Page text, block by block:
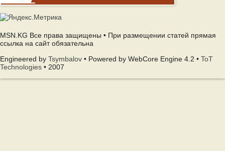
MSN.KG Все права защищены • При размещении статей прямая
ссылка на сайт обязательна
Engineered by Tsymbalov • Powered by WebCore Engine 4.2 • ToT
Technologies • 2007